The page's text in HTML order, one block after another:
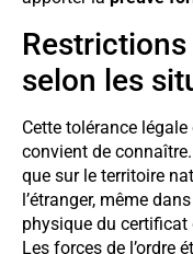
selon les
Cette tolérance
convient de
que sur le territoire
l’étranger, même
physique du certificat
Les forces de l’ordre